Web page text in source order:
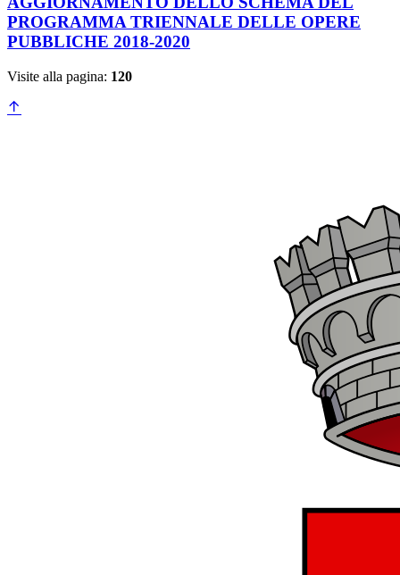
PROGRAMMA TRIENNALE DELLE OPERE
PUBBLICHE 2018-2020
Visite alla pagina: 120